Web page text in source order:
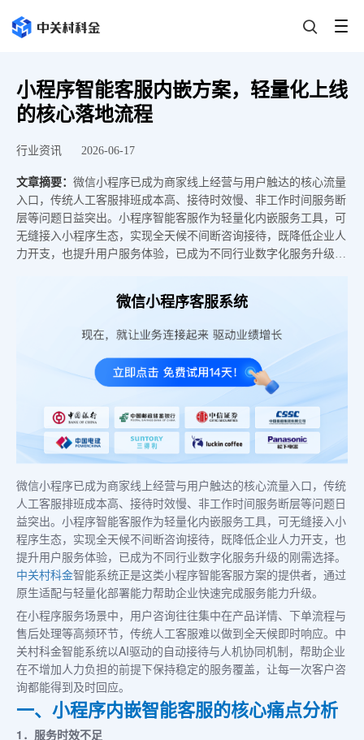
小程序智能客服内嵌方案，轻量化上线
的核心落地流程
行业资讯 2026-06-17
文章摘要： 微信小程序已成为商家线上经营与用户触达的核心流量
入口，传统人工客服排班成本高、接待时效慢、非工作时间服务断
层等问题日益突出。小程序智能客服作为轻量化内嵌服务工具，可
无缝接入小程序生态，实现全天候不间断咨询接待，既降低企业人
力开支，也提升用户服务体验，已成为不同行业数字化服务升级的
微信小程序客服系统
微信小程序已成为商家线上经营与用户触达的核心流量入口，传统
人工客服排班成本高、接待时效慢、非工作时间服务断层等问题日
益突出。小程序智能客服作为轻量化内嵌服务工具，可无缝接入小
程序生态，实现全天候不间断咨询接待，既降低企业人力开支，也
提升用户服务体验，已成为不同行业数字化服务升级的刚需选择。
中关村科金智能系统正是这类小程序智能客服方案的提供者，通过
原生适配与轻量化部署能力帮助企业快速完成服务能力升级。
在小程序服务场景中，用户咨询往往集中在产品详情、下单流程与
售后处理等高频环节，传统人工客服难以做到全天候即时响应。中
关村科金智能系统以AI驱动的自动接待与人机协同机制，帮助企业
在不增加人力负担的前提下保持稳定的服务覆盖，让每一次客户咨
询都能得到及时回应。
一、小程序内嵌智能客服的核心痛点分析
1．服务时效不足